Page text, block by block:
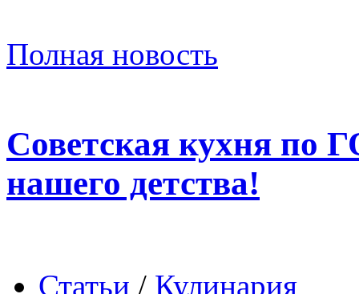
Полная новость
Советская кухня по
нашего детства!
Статьи / Кулинария